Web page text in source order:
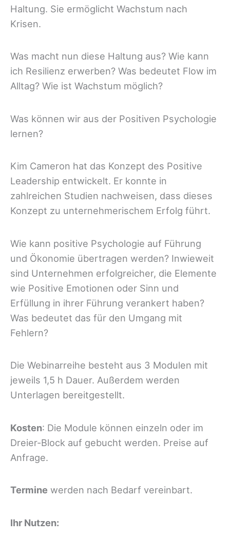
Haltung. Sie ermöglicht Wachstum nach
Krisen.
Was macht nun diese Haltung aus? Wie kann
ich Resilienz erwerben? Was bedeutet Flow im
Alltag? Wie ist Wachstum möglich?
Was können wir aus der Positiven Psychologie
lernen?
Kim Cameron hat das Konzept des Positive
Leadership entwickelt. Er konnte in
zahlreichen Studien nachweisen, dass dieses
Konzept zu unternehmerischem Erfolg führt.
Wie kann positive Psychologie auf Führung
und Ökonomie übertragen werden? Inwieweit
sind Unternehmen erfolgreicher, die Elemente
wie Positive Emotionen oder Sinn und
Erfüllung in ihrer Führung verankert haben?
Was bedeutet das für den Umgang mit
Fehlern?
Die Webinarreihe besteht aus 3 Modulen mit
jeweils 1,5 h Dauer. Außerdem werden
Unterlagen bereitgestellt.
Kosten: Die Module können einzeln oder im
Dreier-Block auf gebucht werden. Preise auf
Anfrage.
Termine werden nach Bedarf vereinbart.
Ihr Nutzen: